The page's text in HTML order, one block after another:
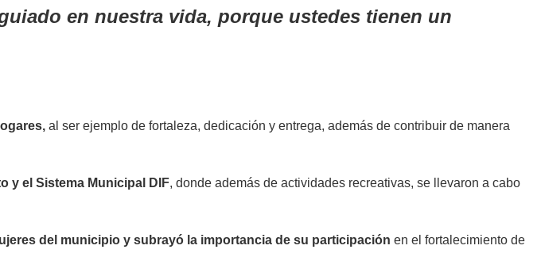
en nuestra vida, porque ustedes tienen un
al ser ejemplo de fortaleza, dedicación y entrega, además de contribuir de manera
y el Sistema Municipal DIF, donde además de actividades recreativas, se llevaron a cabo
del municipio y subrayó la importancia de su participación en el fortalecimiento de